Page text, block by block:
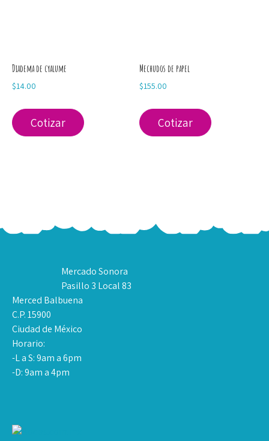
Diadema de cyalume
$14.00
Cotizar
Mechudos de papel
$155.00
Cotizar
Mercado Sonora
Pasillo 3 Local 83
Merced Balbuena
C.P. 15900
Ciudad de México
Horario:
-L a S: 9am a 6pm
-D: 9am a 4pm